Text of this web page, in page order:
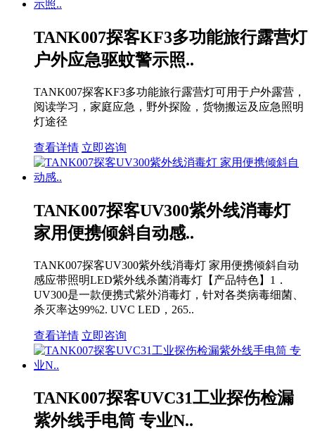
TANK007探客KF3多功能旅行露营灯
户外应急驱蚊警示照..
TANK007探客KF3多功能旅行露营灯可用于户外露营，
阅读学习，家庭应急，野外探险，货物搬运及应急照明
灯途径
查看详情 立即咨询
TANK007探客UV300紫外线消毒灯
家用便携倾斜自动感..
TANK007探客UV300紫外线消毒灯 家用便携倾斜自动
感应带照明LED紫外线杀菌消毒灯【产品特色】1．
UV300是一款便携式紫外消毒灯，针对各类病毒细菌、
杀灭率达99%2. UVC LED，265..
查看详情 立即咨询
TANK007探客UVC31工业探伤检漏
紫外线手电筒 专业N..